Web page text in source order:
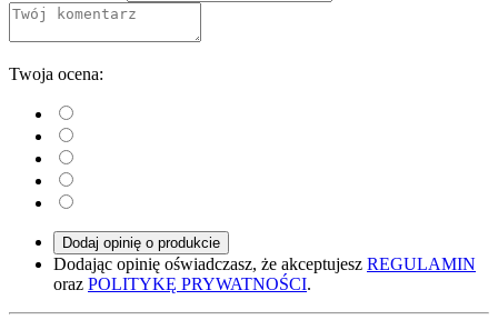
Twoja ocena:
Dodaj opinię o produkcie
Dodając opinię oświadczasz, że akceptujesz REGULAMIN
oraz POLITYKĘ PRYWATNOŚCI.